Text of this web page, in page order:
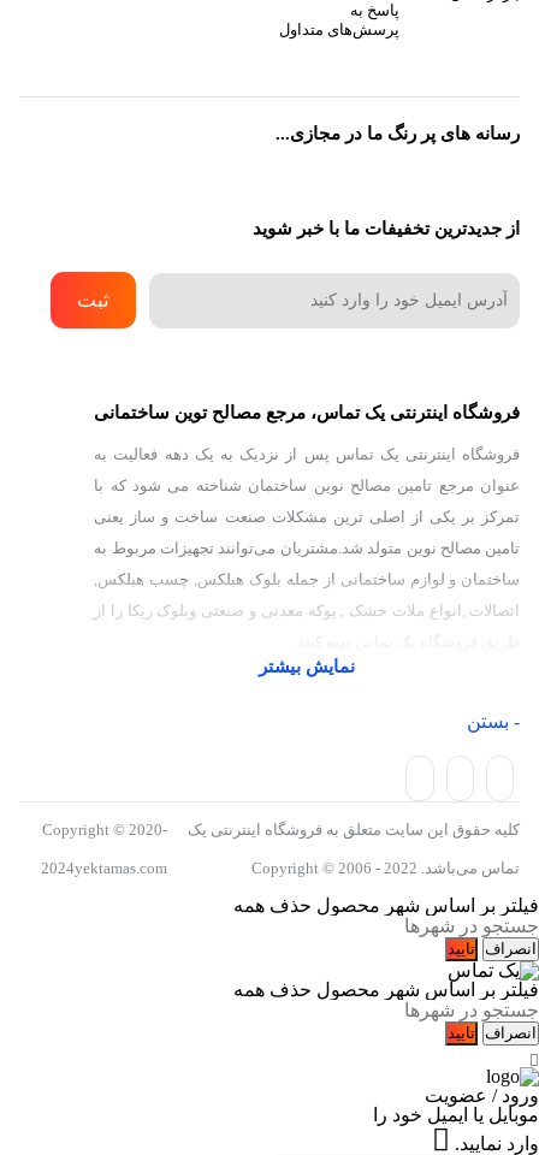
پاسخ به
پرسش‌های متداول
رسانه های پر رنگ ما در مجازی...
از جدیدترین تخفیفات ما با خبر شوید
ثبت
فروشگاه اینترنتی یک تماس، مرجع مصالح توین ساختمانی
فروشگاه اینترنتی یک تماس پس از نزدیک به یک دهه فعالیت به
عنوان مرجع تامین مصالح نوین ساختمان شناخته می شود که با
تمرکز بر یکی از اصلی ترین مشکلات صنعت ساخت و ساز یعنی
تامین مصالح نوین متولد شد.مشتریان می‌توانند تجهیزات مربوط به
ساختمان و لوازم ساختمانی از جمله بلوک هبلکس, چسب هبلکس,
اتصالات ,انواع ملات خشک , پوکه معدنی و صنعتی وبلوک ریکا را از
نمایش بیشتر
- بستن
کلیه حقوق این سایت متعلق به فروشگاه اینترنتی یک
تماس می‌باشد. Copyright © 2006 - 2022
Copyright © 2020-
2024yektamas.com
فیلتر بر اساس شهر محصول حذف همه
انصراف تایید
فیلتر بر اساس شهر محصول حذف همه
انصراف تایید
ورود / عضویت
موبایل یا ایمیل خود را
وارد نمایید.